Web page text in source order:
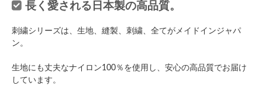
長く愛される日本製の高品質。
刺繍シリーズは、生地、縫製、刺繍、全てがメイドインジャパ
ン。
生地にも丈夫なナイロン100％を使用し、安心の高品質でお届け
しています。